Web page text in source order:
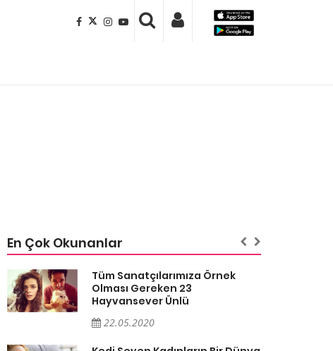
En Çok Okunanlar
Tüm Sanatçılarımıza Örnek
Olması Gereken 23
Hayvansever Ünlü
22.05.2020